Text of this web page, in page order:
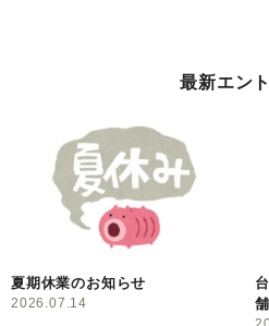
最新エン
夏期休業のお知らせ
2026.07.14